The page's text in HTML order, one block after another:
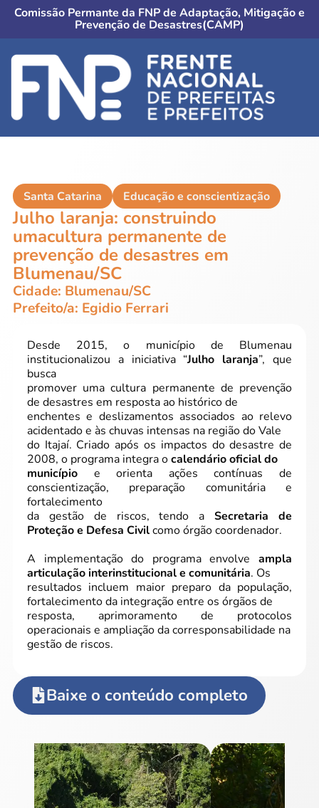
Comissão Permante da FNP de Adaptação, Mitigação e
Prevenção de Desastres(CAMP)
Santa Catarina Educação e conscientização
Julho laranja: construindo
umacultura permanente de
prevenção de desastres em
Blumenau/SC
Cidade: Blumenau/SC
Prefeito/a: Egidio Ferrari
Desde 2015, o município de Blumenau
institucionalizou a iniciativa “Julho laranja”, que
busca
promover uma cultura permanente de prevenção
de desastres em resposta ao histórico de
enchentes e deslizamentos associados ao relevo
acidentado e às chuvas intensas na região do Vale
do Itajaí. Criado após os impactos do desastre de
2008, o programa integra ocalendário oficial do
municípioe orienta ações contínuas de
conscientização, preparação comunitária e
fortalecimento
da gestão de riscos, tendo aSecretaria de
Proteção e Defesa Civilcomo órgão coordenador.
A implementação do programa envolveampla
articulação interinstitucional e comunitária. Os
resultados incluem maior preparo da população,
fortalecimento da integração entre os órgãos de
resposta, aprimoramento de protocolos
operacionais e ampliação da corresponsabilidade na
gestão de riscos.
Baixe o conteúdo completo